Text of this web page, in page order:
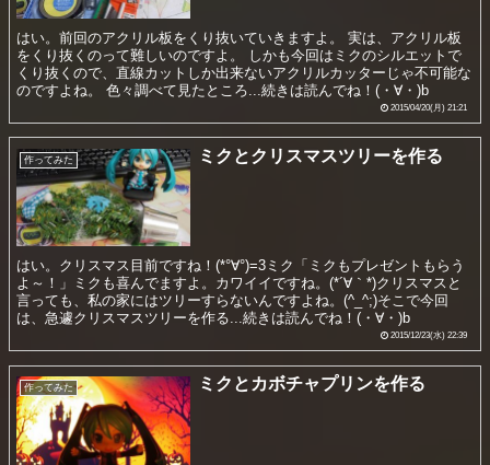
はい。前回のアクリル板をくり抜いていきますよ。 実は、アクリル板
をくり抜くのって難しいのですよ。 しかも今回はミクのシルエットで
くり抜くので、直線カットしか出来ないアクリルカッターじゃ不可能な
のですよね。 色々調べて見たところ...続きは読んでね！(・∀・)b
2015/04/20(月) 21:21
作ってみた ミクとクリスマスツリーを作る
はい。クリスマス目前ですね！(*°∀°)=3ミク「ミクもプレゼントもらう
よ～！」ミクも喜んでますよ。カワイイですね。(*´∀｀*)クリスマスと
言っても、私の家にはツリーすらないんですよね。(^_^;)そこで今回
は、急遽クリスマスツリーを作る...続きは読んでね！(・∀・)b
2015/12/23(水) 22:39
作ってみた ミクとカボチャプリンを作る